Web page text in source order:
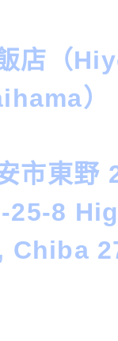
店（
）
市東野
25-8
Chiba